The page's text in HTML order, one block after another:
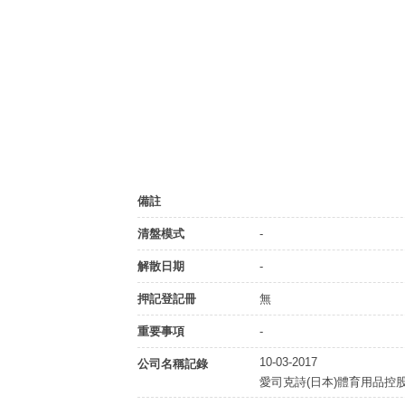
備註
清盤模式 -
解散日期 -
押記登記冊 無
重要事項 -
公司名稱記錄
10-03-2017
愛司克詩(日本)體育用品控